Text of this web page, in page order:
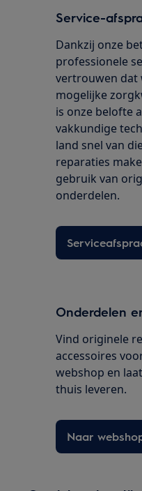
Service-
Dankzij onze
professionele
vertrouwen dat
mogelijke
is onze belofte
vakkundige
land snel van
reparaties
gebruik van
onderdelen.
Onderdelen
Vind originele
accessoires
webshop en
thuis leveren.
Naar